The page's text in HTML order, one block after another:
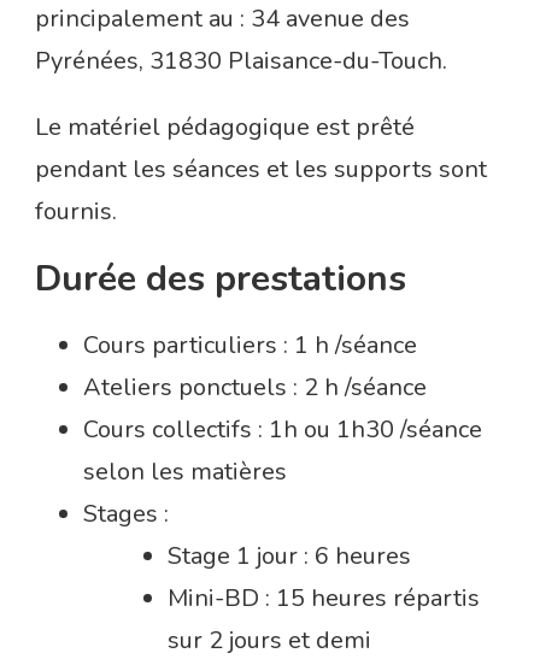
principalement au : 34 avenue des
Pyrénées, 31830 Plaisance-du-Touch.
Le matériel pédagogique est prêté
pendant les séances et les supports sont
fournis.
Durée des prestations
Cours particuliers : 1 h /séance
Ateliers ponctuels : 2 h /séance
Cours collectifs : 1h ou 1h30 /séance
selon les matières
Stages :
Stage 1 jour : 6 heures
Mini-BD : 15 heures répartis
sur 2 jours et demi